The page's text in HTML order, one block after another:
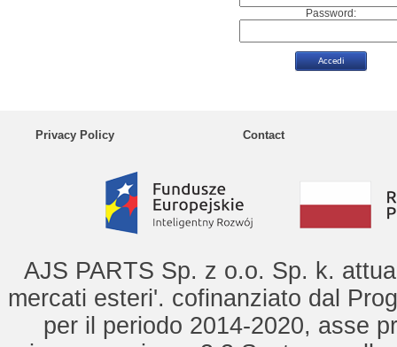
Password:
Privacy Policy Contact
AJS PARTS Sp. z o.o. Sp. k.
mercati esteri'. cofinanziato dal
per il periodo 2014-2020, asse